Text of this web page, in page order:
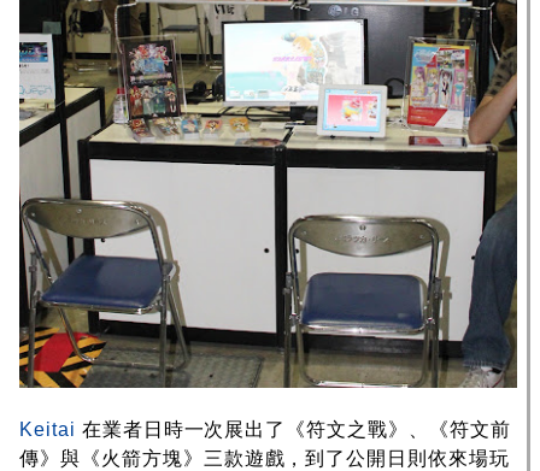
Keitai 在業者日時一次展出了《符文之戰》、《符文前
傳》與《火箭方塊》三款遊戲，到了公開日則依來場玩